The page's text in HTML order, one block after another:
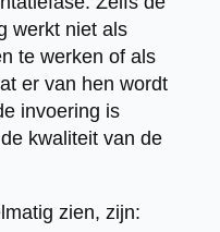
werkt niet als
te werken of als
er van hen wordt
invoering is
kwaliteit van de
zien, zijn: